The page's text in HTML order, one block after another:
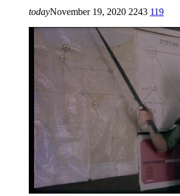
todayNovember 19, 2020 2243 119